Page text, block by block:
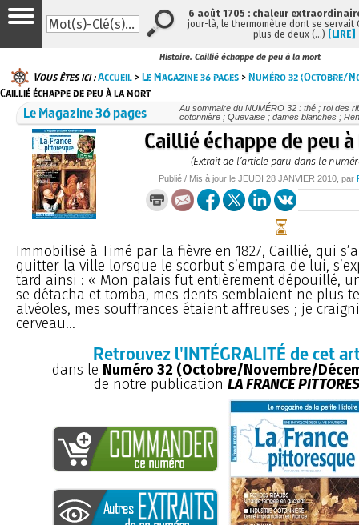
Histoire. Caillié échappe de peu à la mort
Vous êtes ici :Accueil >Le Magazine 36 pages >Numéro 32 (Octobre/
Caillié échappe de peu à la mort
Le Magazine 36 pages
Au sommaire du NUMÉRO 32 : thé ; roi des
cotonnière ; Quevaise ; dames blanches ;
Caillié échappe de peu
(Extrait de l’article paru dans le
Publié / Mis à jour leJEUDI 28 JANVIER 2010 , par
Immobilisé à Timé par la fièvre en 1827, Caillié, qui
quitter la ville lorsque le scorbut s’empara de lui,
tard ainsi : « Mon palais fut entièrement dépouillé,
se détacha et tomba, mes dents semblaient ne plus
alvéoles, mes souffrances étaient affreuses ; je
cerveau...
Retrouvez l'INTÉGRALITÉ de cet
dans le Numéro 32 (Octobre/Novembre/
de notre publication LA FRANCE
6 août 1705 : chaleur
jour-là, le thermomètre dont se servait
plus de deux (…) [LIRE]